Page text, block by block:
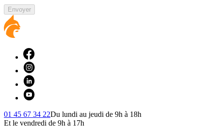
Envoyer
01 45 67 34 22Du lundi au jeudi de 9h à 18h
Et le vendredi de 9h à 17h